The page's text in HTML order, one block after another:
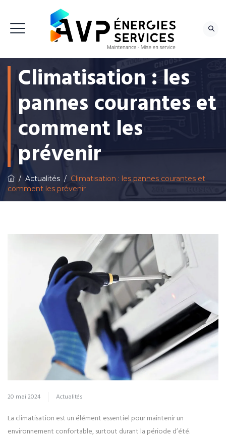
NOUS CONTACTER
Climatisation : les
pannes courantes et
comment les
prévenir
/ Actualités / Climatisation : les pannes courantes et
comment les prévenir
20 mai 2024 Actualités
La climatisation est un élément essentiel pour maintenir un
environnement confortable, surtout durant la période d’été.